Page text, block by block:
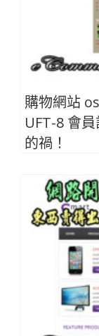
購物網站
UFT-8 會
的禍！